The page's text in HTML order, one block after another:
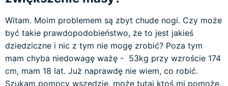
Witam. Moim problemem są zbyt chude nogi. Czy może
być takie prawdopodobieństwo, że to jest jakieś
dziedziczne i nic z tym nie mogę zrobić? Poza tym
mam chyba niedowagę ważę - 53kg przy wzroście 174
cm, mam 18 lat. Już naprawdę nie wiem, co robić.
Szukam pomocy wszędzie, może tutaj ktoś mi pomoże.